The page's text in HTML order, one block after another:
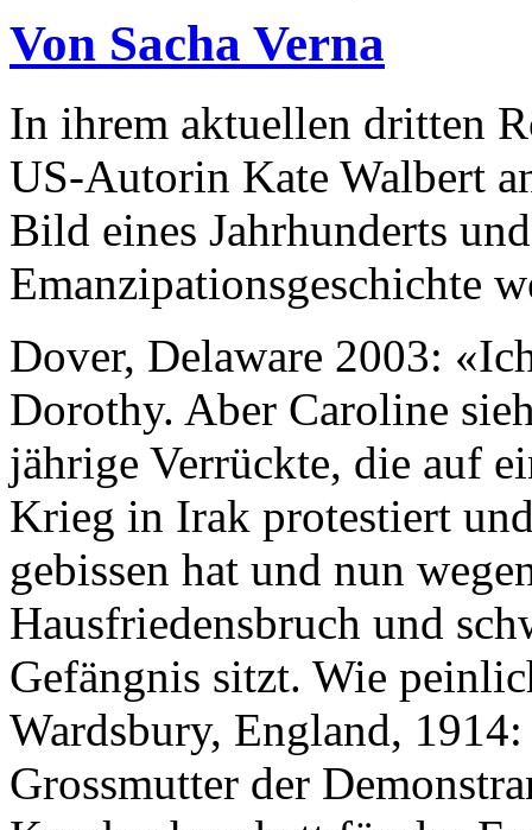
Von Sacha Verna
In ihrem aktuellen dritten
US-Autorin Kate Walbert
Bild eines Jahrhunderts
Emanzipationsgeschichte
Dover, Delaware 2003:
Dorothy. Aber Caroline
jährige Verrückte, die auf
Krieg in Irak protestiert
gebissen hat und nun
Hausfriedensbruch und
Gefängnis sitzt. Wie
Wardsbury, England,
Grossmutter der